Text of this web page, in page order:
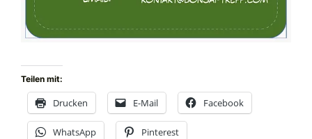
Teilen mit:
Drucken E-Mail Facebook
WhatsApp Pinterest